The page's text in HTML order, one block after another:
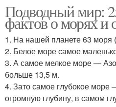
Подводный мир:
фактов о морях и
1. На нашей планете 63 моря
2. Белое море самое
3. А самое мелкое море —
больше 13,5 м.
4. Зато самое глубокое
огромную глубину, в самом